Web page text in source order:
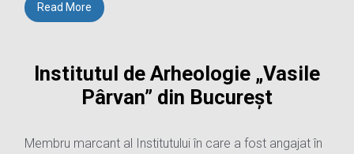
Read More
Institutul de Arheologie „Vasile
Pârvan” din Bucureșt
Membru marcant al Institutului în care a fost angajat în